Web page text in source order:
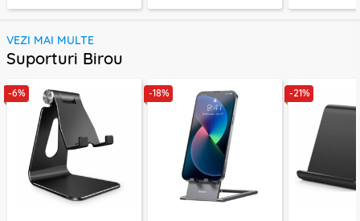
VEZI MAI MULTE
Suporturi Birou
-6% -18% -21%